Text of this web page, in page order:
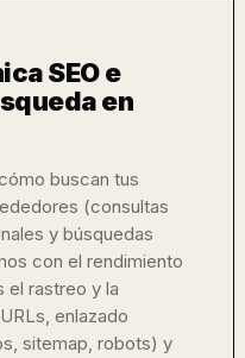
SEO e
en
buscan tus
(consultas
y búsquedas
con el rendimiento
el rastreo y la
enlazado
sitemap, robots) y